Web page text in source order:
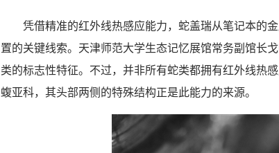
凭借精准的红外线热感应能力，蛇盖瑞从笔记本的金
置的关键线索。天津师范大学生态记忆展馆常务副馆长
类的标志性特征。不过，并非所有蛇类都拥有红外线热
蝮亚科，其头部两侧的特殊结构正是此能力的来源。